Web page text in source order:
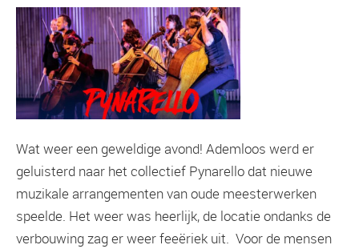
Wat weer een geweldige avond! Ademloos werd er
geluisterd naar het collectief Pynarello dat nieuwe
muzikale arrangementen van oude meesterwerken
speelde. Het weer was heerlijk, de locatie ondanks de
verbouwing zag er weer feeëriek uit. Voor de mensen